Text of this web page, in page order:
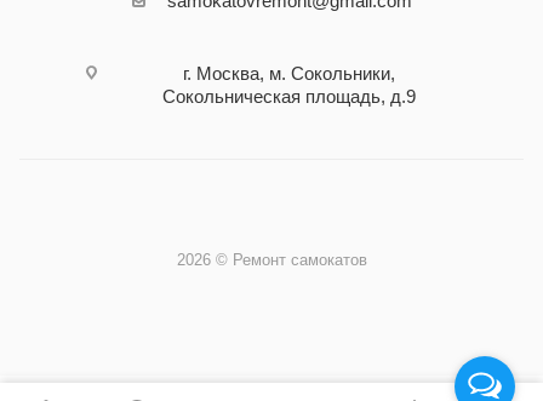
г. Москва, м. Сокольники,
Сокольническая площадь, д.9
2026 © Ремонт самокатов